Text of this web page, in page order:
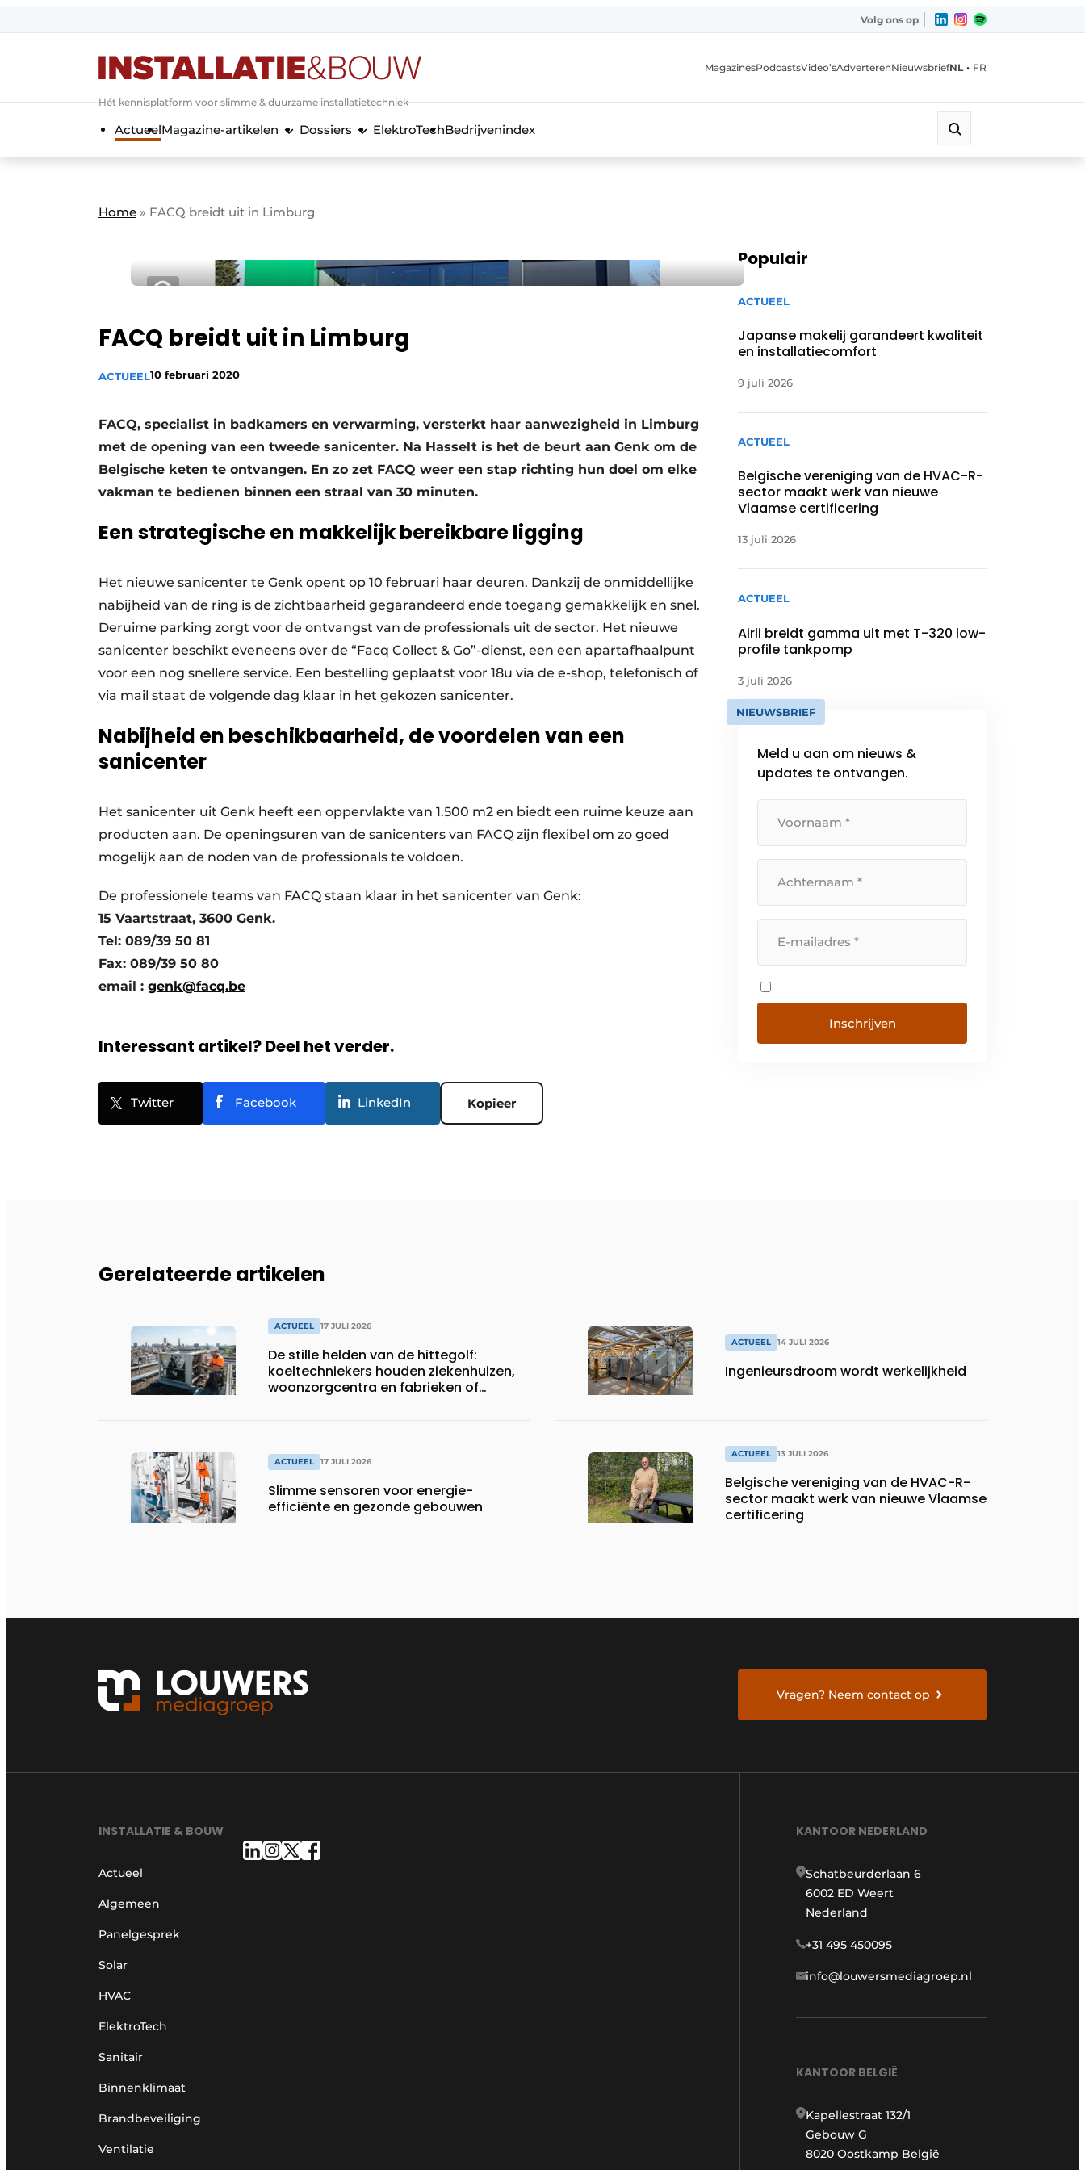
Algemene voorwaarden
Banner overzicht
BedrijvenAanmeldenBedankt voor de aanmelding
Bedrijven
Evenement aanmelden
Meest gelezen
Privacy / Cookie statement
Vacature aanmelden
Video’s
Volg ons op
Hét kennisplatform voor slimme & duurzame installatietechniek
MagazinesPodcastsVideo’sAdverterenNieuwsbriefNL • FR
ActueelMagazine-artikelen Dossiers ElektroTechBedrijvenindex
Home » FACQ breidt uit in Limburg
FACQ breidt uit in Limburg
ACTUEEL10 februari 2020
FACQ, specialist in badkamers en verwarming, versterkt haar aanwezigheid in Limburg
met de opening van een tweede sanicenter. Na Hasselt is het de beurt aan Genk om de
Belgische keten te ontvangen. En zo zet FACQ weer een stap richting hun doel om elke
vakman te bedienen binnen een straal van 30 minuten.
Een strategische en makkelijk bereikbare ligging
Het nieuwe sanicenter te Genk opent op 10 februari haar deuren. Dankzij de onmiddellijke
nabijheid van de ring is de zichtbaarheid gegarandeerd ende toegang gemakkelijk en snel.
Deruime parking zorgt voor de ontvangst van de professionals uit de sector. Het nieuwe
sanicenter beschikt eveneens over de “Facq Collect & Go”-dienst, een een apartafhaalpunt
voor een nog snellere service. Een bestelling geplaatst voor 18u via de e-shop, telefonisch of
via mail staat de volgende dag klaar in het gekozen sanicenter.
Nabijheid en beschikbaarheid, de voordelen van een
sanicenter
Het sanicenter uit Genk heeft een oppervlakte van 1.500 m2 en biedt een ruime keuze aan
producten aan. De openingsuren van de sanicenters van FACQ zijn flexibel om zo goed
mogelijk aan de noden van de professionals te voldoen.
De professionele teams van FACQ staan klaar in het sanicenter van Genk:
15 Vaartstraat, 3600 Genk.
Tel: 089/39 50 81
Fax: 089/39 50 80
email : genk@facq.be
Interessant artikel? Deel het verder.
Twitter Facebook LinkedIn Kopieer
Populair
ACTUEEL
Japanse makelij garandeert kwaliteit
en installatiecomfort
9 juli 2026
ACTUEEL
Belgische vereniging van de HVAC-R-
sector maakt werk van nieuwe
Vlaamse certificering
13 juli 2026
ACTUEEL
Airli breidt gamma uit met T-320 low-
profile tankpomp
3 juli 2026
NIEUWSBRIEF
Meld u aan om nieuws &
updates te ontvangen.
Gerelateerde artikelen
ACTUEEL 17 JULI 2026
De stille helden van de hittegolf:
koeltechniekers houden ziekenhuizen,
woonzorgcentra en fabrieken of
ACTUEEL 17 JULI 2026
Slimme sensoren voor energie-
efficiënte en gezonde gebouwen
ACTUEEL 14 JULI 2026
Ingenieursdroom wordt werkelijkheid
ACTUEEL 13 JULI 2026
Belgische vereniging van de HVAC-R-
sector maakt werk van nieuwe Vlaamse
certificering
Vragen? Neem contact op
INSTALLATIE & BOUW
Actueel
Algemeen
Panelgesprek
Solar
HVAC
ElektroTech
Sanitair
Binnenklimaat
Brandbeveiliging
Ventilatie
KANTOOR NEDERLAND
Schatbeurderlaan 6
6002 ED Weert
Nederland
+31 495 450095
info@louwersmediagroep.nl
KANTOOR BELGIË
Kapellestraat 132/1
Gebouw G
8020 Oostkamp België